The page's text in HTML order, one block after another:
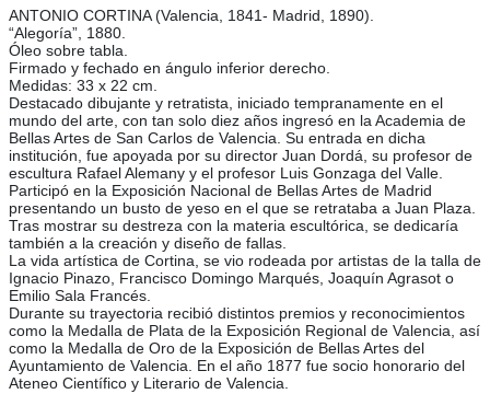
ANTONIO CORTINA (Valencia, 1841- Madrid, 1890).
“Alegoría”, 1880.
Óleo sobre tabla.
Firmado y fechado en ángulo inferior derecho.
Medidas: 33 x 22 cm.
Destacado dibujante y retratista, iniciado tempranamente en el
mundo del arte, con tan solo diez años ingresó en la Academia de
Bellas Artes de San Carlos de Valencia. Su entrada en dicha
institución, fue apoyada por su director Juan Dordá, su profesor de
escultura Rafael Alemany y el profesor Luis Gonzaga del Valle.
Participó en la Exposición Nacional de Bellas Artes de Madrid
presentando un busto de yeso en el que se retrataba a Juan Plaza.
Tras mostrar su destreza con la materia escultórica, se dedicaría
también a la creación y diseño de fallas.
La vida artística de Cortina, se vio rodeada por artistas de la talla de
Ignacio Pinazo, Francisco Domingo Marqués, Joaquín Agrasot o
Emilio Sala Francés.
Durante su trayectoria recibió distintos premios y reconocimientos
como la Medalla de Plata de la Exposición Regional de Valencia, así
como la Medalla de Oro de la Exposición de Bellas Artes del
Ayuntamiento de Valencia. En el año 1877 fue socio honorario del
Ateneo Científico y Literario de Valencia.